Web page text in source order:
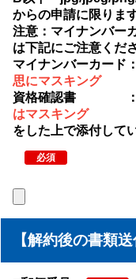
からの申請に限りま
注意：マイナンバー
は下記にご注意くだ
マイナンバーカード：
思にマスキング
資格確認書 ：
はマスキング
をした上で添付して
必須
【解約後の書類